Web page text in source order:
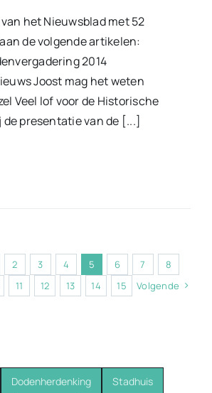
het Nieuwsblad met 52
de volgende artikelen:
2014
Joost mag het weten
Veel lof voor de Historische
de presentatie van de [...]
2 3 4 5 6 7
8
11 12 13 14 15 Volgende
Dodenherdenking Stadhuis